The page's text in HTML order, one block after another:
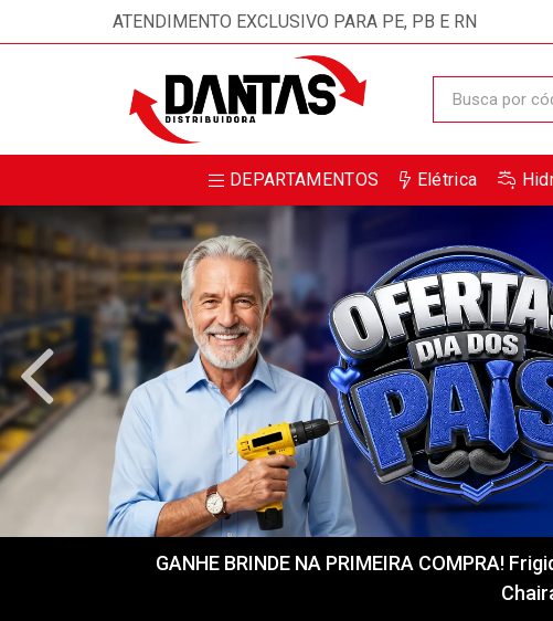
ATENDIMENTO EXCLUSIVO PARA PE, PB E RN
DEPARTAMENTOS Elétrica
GANHE BRINDE NA PRIMEIRA COMPRA!